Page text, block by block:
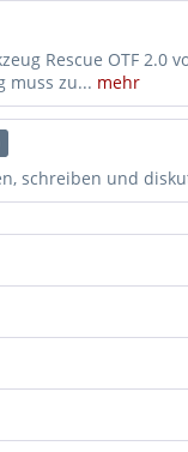
Rescue OTF 2.0
muss zu... mehr
schreiben und